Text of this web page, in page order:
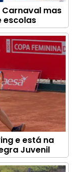
Carnaval mas
escolas
e está na
Juvenil